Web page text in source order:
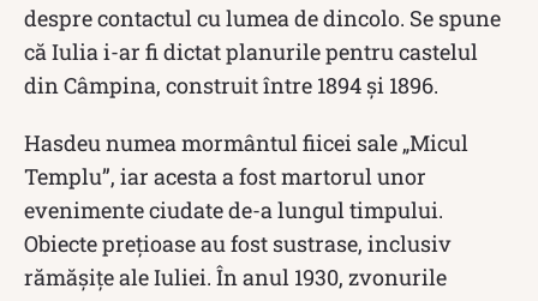
despre contactul cu lumea de dincolo. Se spune
că Iulia i-ar fi dictat planurile pentru castelul
din Câmpina, construit între 1894 și 1896.
Hasdeu numea mormântul fiicei sale „Micul
Templu”, iar acesta a fost martorul unor
evenimente ciudate de-a lungul timpului.
Obiecte prețioase au fost sustrase, inclusiv
rămășițe ale Iuliei. În anul 1930, zvonurile